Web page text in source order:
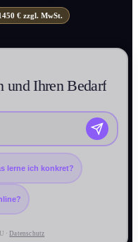
€ zzgl. MwSt.
und Ihren Bedarf
lerne ich konkret?
·Datenschutz